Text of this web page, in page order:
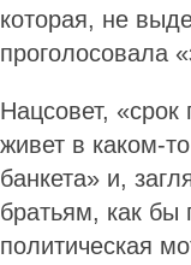
которая, не
проголосовала
Нацсовет, «срок
живет в каком-
банкета» и,
братьям, как бы
политическая